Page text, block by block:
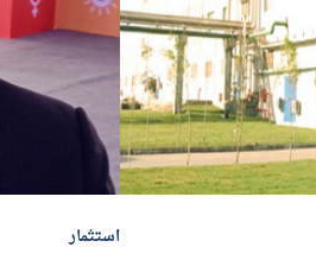
استثمار